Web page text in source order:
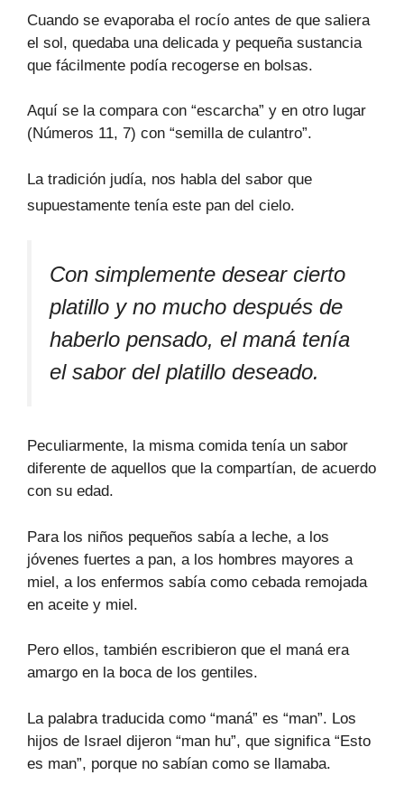
Cuando se evaporaba el rocío antes de que saliera
el sol, quedaba una delicada y pequeña sustancia
que fácilmente podía recogerse en bolsas.
Aquí se la compara con “escarcha” y en otro lugar
(Números 11, 7) con “semilla de culantro”.
La tradición judía, nos habla del sabor que
supuestamente tenía este pan del cielo.
Con simplemente desear cierto
platillo y no mucho después de
haberlo pensado, el maná tenía
el sabor del platillo deseado.
Peculiarmente, la misma comida tenía un sabor
diferente de aquellos que la compartían, de acuerdo
con su edad.
Para los niños pequeños sabía a leche, a los
jóvenes fuertes a pan, a los hombres mayores a
miel, a los enfermos sabía como cebada remojada
en aceite y miel.
Pero ellos, también escribieron que el maná era
amargo en la boca de los gentiles.
La palabra traducida como “maná” es “man”. Los
hijos de Israel dijeron “man hu”, que significa “Esto
es man”, porque no sabían como se llamaba.